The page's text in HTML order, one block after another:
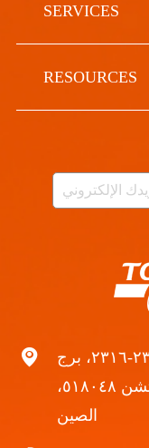
الغرفة ٢٣١٤-٢٣١٦، برج C، ميدان هوانغدو،
طريق ييتيان، منطقة فوتيان، شنتشن ٥١٨٠٤٨،
الصين
SERVICES
RESOURCES